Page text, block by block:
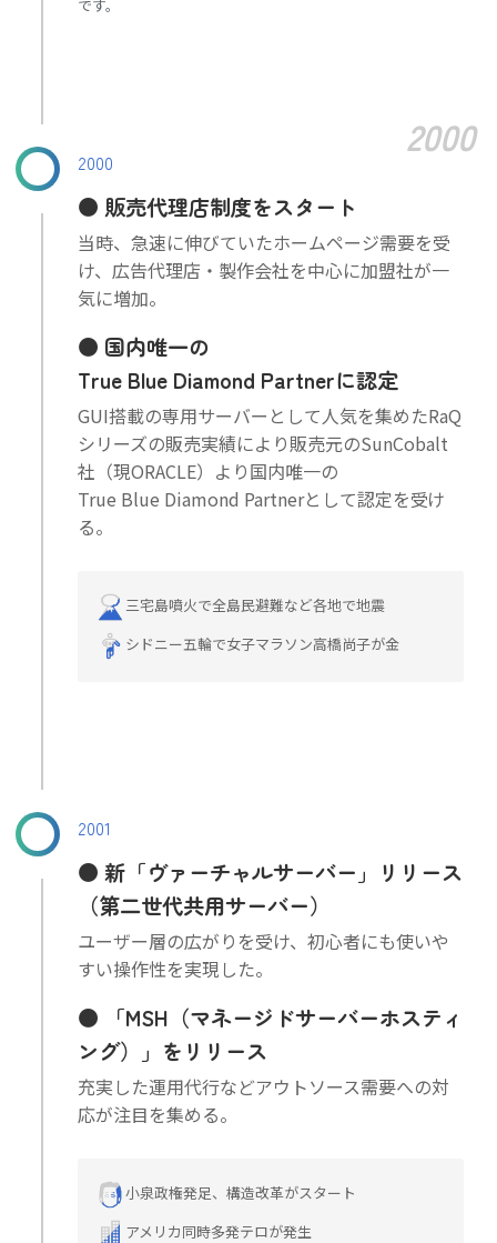
です。
2000
2000
販売代理店制度をスタート
当時、急速に伸びていたホームページ需要を受
け、広告代理店・製作会社を中心に加盟社が一
気に増加。
国内唯一の
True Blue Diamond Partnerに認定
GUI搭載の専用サーバーとして人気を集めたRaQ
シリーズの販売実績により販売元のSunCobalt
社（現ORACLE）より国内唯一の
True Blue Diamond Partnerとして認定を受け
る。
三宅島噴火で全島民避難など各地で地震
シドニー五輪で女子マラソン高橋尚子が金
2001
新「ヴァーチャルサーバー」リリース
（第二世代共用サーバー）
ユーザー層の広がりを受け、初心者にも使いや
すい操作性を実現した。
「MSH（マネージドサーバーホスティ
ング）」をリリース
充実した運用代行などアウトソース需要への対
応が注目を集める。
小泉政権発足、構造改革がスタート
アメリカ同時多発テロが発生